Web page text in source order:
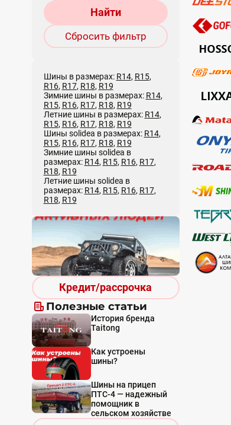
Найти
Сбросить фильтр
Шины в размерах: R14, R15,
R16, R17, R18, R19
Зимние шины в размерах: R14,
R15, R16, R17, R18, R19
Летние шины в размерах: R14,
R15, R16, R17, R18, R19
Шины solidea в размерах: R14,
R15, R16, R17, R18, R19
Зимние шины solidea в
размерах: R14, R15, R16, R17,
R18, R19
Летние шины solidea в
размерах: R14, R15, R16, R17,
R18, R19
Кредит/рассрочка
Полезные статьи
История бренда
Taitong
Как устроены
шины?
Шины на прицеп
ПТС-4 — надежный
помощник в
сельском хозяйстве